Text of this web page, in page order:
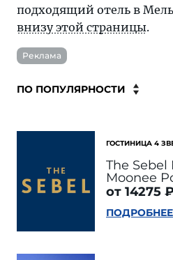
подходящий отель в
внизу этой страницы.
Реклама
ГОСТИНИЦА 4
The
Moonee
от 14275
ПОДРОБНЕЕ